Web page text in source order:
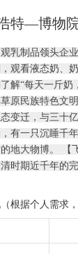
特—博物
乳制品领头企
观看液态奶、
解“每天一斤
原民族特色文
变迁，与三十
有一只沉睡千
地大物博。 【
时期近千年的
根据个人需求